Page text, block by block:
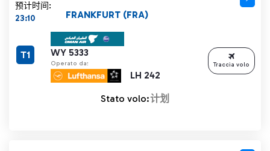
预计时间:
23:10
WY 5333
Operato da:
LH 242
FRANKFURT (FRA)
T1
Stato volo:计划
Traccia volo